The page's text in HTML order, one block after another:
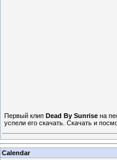
Первый клип Dead By Sunrise на
успели его скачать. Скачать и
Calendar